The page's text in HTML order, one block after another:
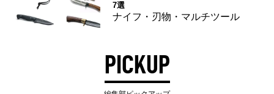
7選
ナイフ・刃物・マルチツール
PICKUP